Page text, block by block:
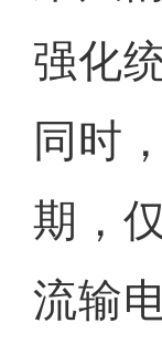
强化
同时
期，
流输